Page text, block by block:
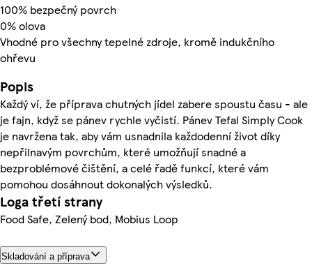
100% bezpečný povrch
0% olova
Vhodné pro všechny tepelné zdroje, kromě indukčního
ohřevu
Popis
Každý ví, že příprava chutných jídel zabere spoustu času - ale
je fajn, když se pánev rychle vyčistí. Pánev Tefal Simply Cook
je navržena tak, aby vám usnadnila každodenní život díky
nepřilnavým povrchům, které umožňují snadné a
bezproblémové čištění, a celé řadě funkcí, které vám
pomohou dosáhnout dokonalých výsledků.
Loga třetí strany
Food Safe, Zelený bod, Mobius Loop
Skladování a příprava